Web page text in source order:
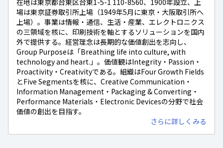
場は東京証券取引所上場（1949年5月に東京・大阪取引所へ
上場）。事業は情報・通信、生活・産業、エレクトロニクス
の三領域を核に、印刷技術を軸とするソリューションを国内
外で提供する。経営理念は長期的な価値創出を志向し、
Group Purposeは「Breathing life into culture, with
technology and heart.」。価値観はIntegrity・Passion・
Proactivity・Creativityである。組織はFour Growth Fields
とFive Segmentsを核に、Creative Communication・
Information Management・Packaging & Converting・
Performance Materials・Electronic Devicesの分野で社会
価値の創出を目指す。
さらに詳しくみる